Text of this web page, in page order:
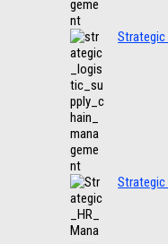
Strategic
Strategic